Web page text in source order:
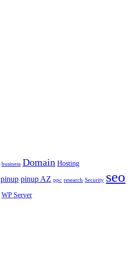
business Domain Hosting
pinup pinup AZ ppc research Security seo
WP Server